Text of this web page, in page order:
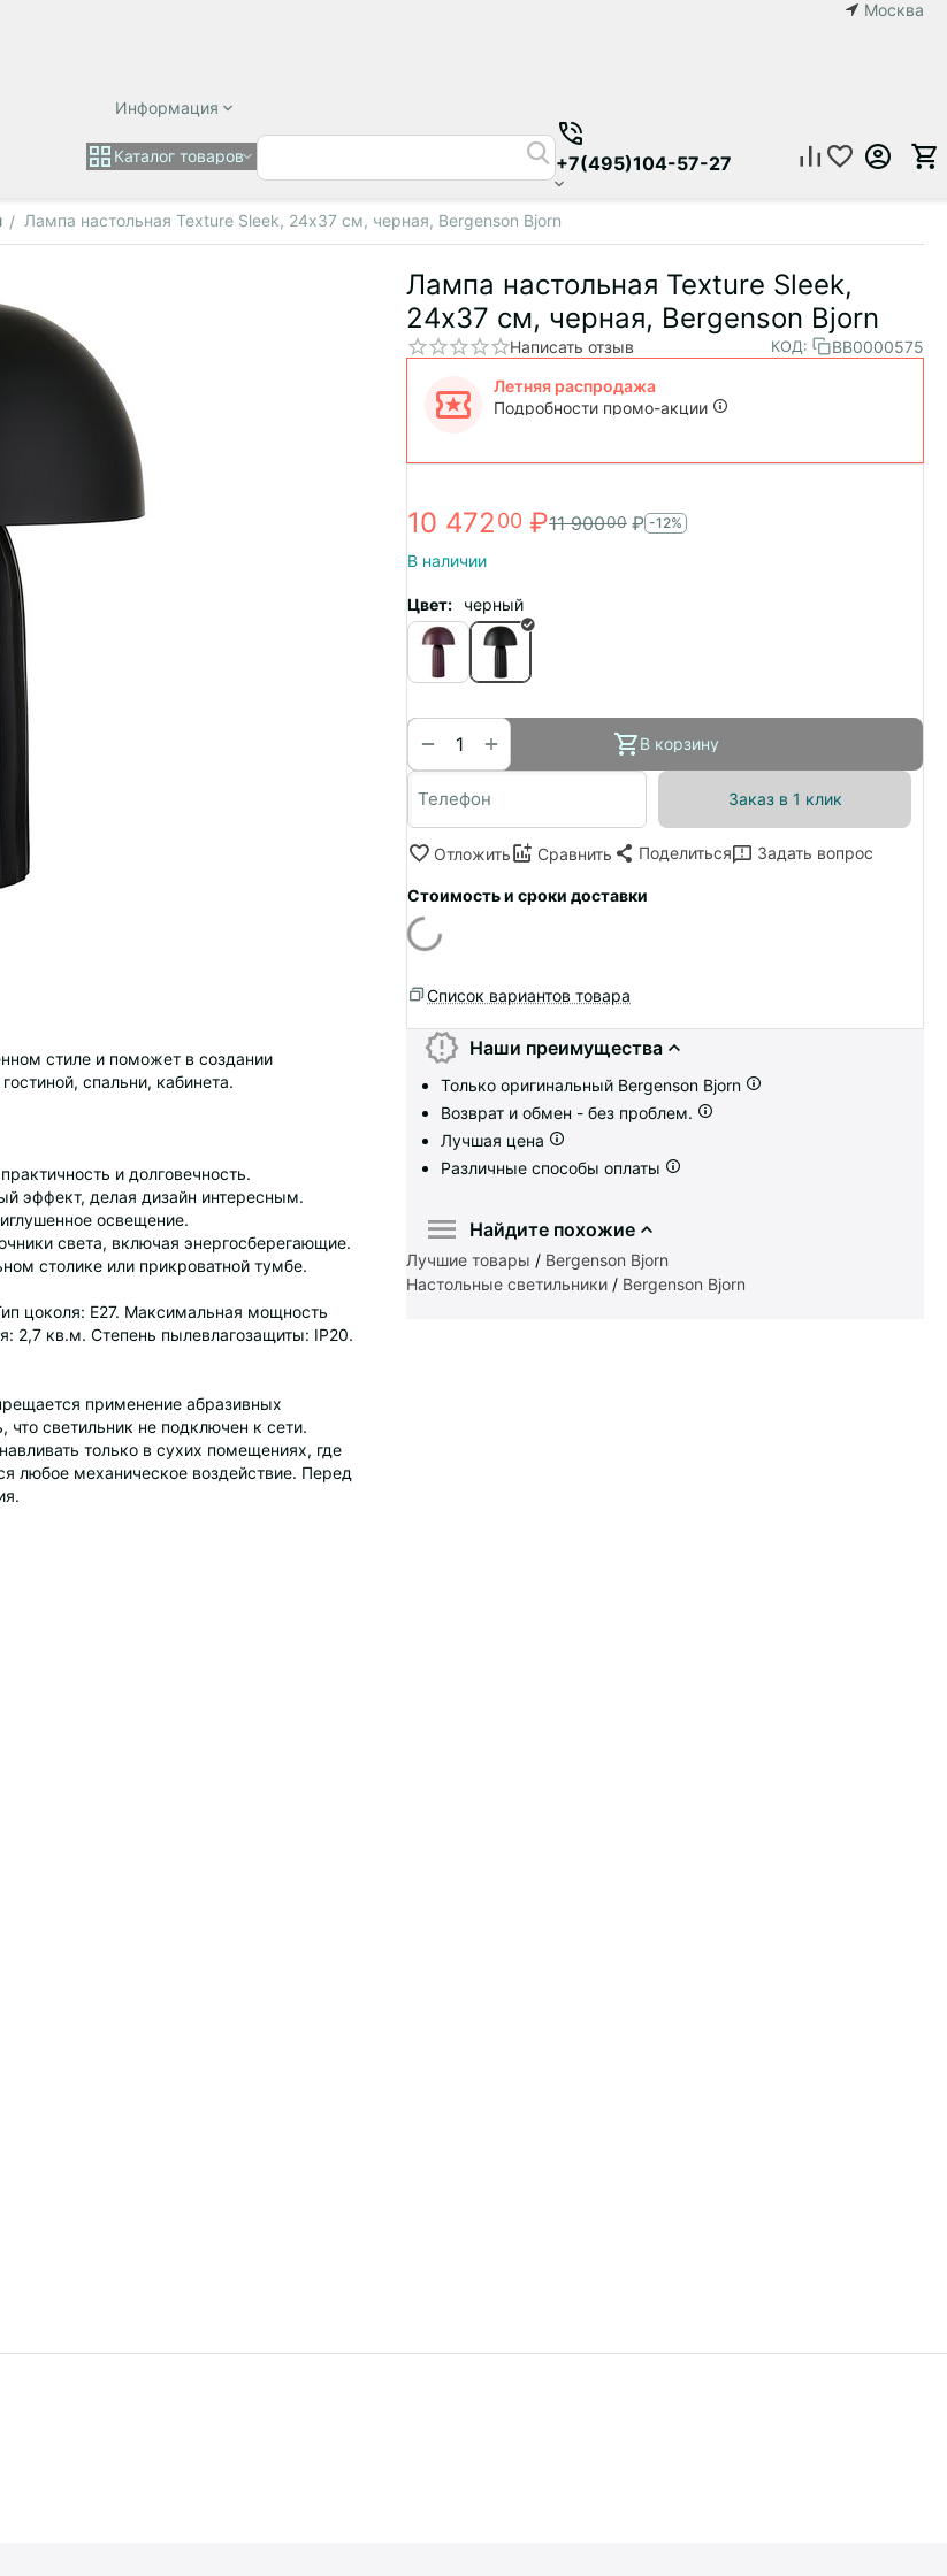
Москва
Информация
Каталог товаров +7(495)104-57-27
/ Лампа настольная Texture Sleek, 24х37 см, черная, Bergenson Bjorn
Лампа настольная Texture Sleek,
24х37 см, черная, Bergenson Bjorn
Написать отзыв КОД: BB0000575
Летняя распродажа
Подробности промо-акции
10 47200 ₽11 90000 ₽ -12%
В наличии
Цвет: черный
+
− В корзину
Заказ в 1 клик
Отложить Сравнить Поделиться Задать вопрос
Стоимость и сроки доставки
Список вариантов товара
Наши преимущества
Только оригинальный Bergenson Bjorn
Возврат и обмен - без проблем.
Лучшая цена
Различные способы оплаты
Найдите похожие
Лучшие товары / Bergenson Bjorn
Настольные светильники / Bergenson Bjorn
стиле и поможет в создании
спальни, кабинета.
и долговечность.
эффект, делая дизайн интересным.
освещение.
света, включая энергосберегающие.
столике или прикроватной тумбе.
цоколя: Е27. Максимальная мощность
2,7 кв.м. Степень пылевлагозащиты: IP20.
применение абразивных
светильник не подключен к сети.
только в сухих помещениях, где
любое механическое воздействие. Перед